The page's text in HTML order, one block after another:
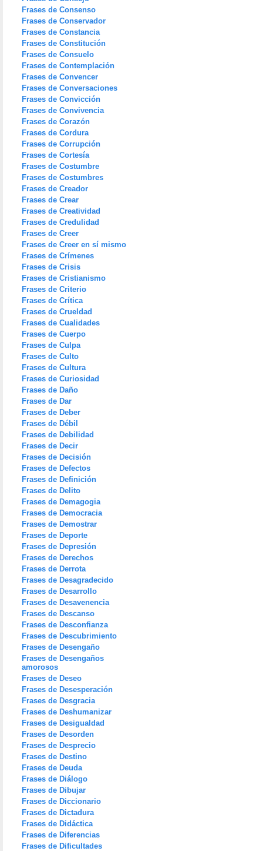
Frases de Consenso
Frases de Conservador
Frases de Constancia
Frases de Constitución
Frases de Consuelo
Frases de Contemplación
Frases de Convencer
Frases de Conversaciones
Frases de Convicción
Frases de Convivencia
Frases de Corazón
Frases de Cordura
Frases de Corrupción
Frases de Cortesía
Frases de Costumbre
Frases de Costumbres
Frases de Creador
Frases de Crear
Frases de Creatividad
Frases de Credulidad
Frases de Creer
Frases de Creer en sí mismo
Frases de Crímenes
Frases de Crisis
Frases de Cristianismo
Frases de Criterio
Frases de Crítica
Frases de Crueldad
Frases de Cualidades
Frases de Cuerpo
Frases de Culpa
Frases de Culto
Frases de Cultura
Frases de Curiosidad
Frases de Daño
Frases de Dar
Frases de Deber
Frases de Débil
Frases de Debilidad
Frases de Decir
Frases de Decisión
Frases de Defectos
Frases de Definición
Frases de Delito
Frases de Demagogia
Frases de Democracia
Frases de Demostrar
Frases de Deporte
Frases de Depresión
Frases de Derechos
Frases de Derrota
Frases de Desagradecido
Frases de Desarrollo
Frases de Desavenencia
Frases de Descanso
Frases de Desconfianza
Frases de Descubrimiento
Frases de Desengaño
Frases de Desengaños
amorosos
Frases de Deseo
Frases de Desesperación
Frases de Desgracia
Frases de Deshumanizar
Frases de Desigualdad
Frases de Desorden
Frases de Desprecio
Frases de Destino
Frases de Deuda
Frases de Diálogo
Frases de Dibujar
Frases de Diccionario
Frases de Dictadura
Frases de Didáctica
Frases de Diferencias
Frases de Dificultades